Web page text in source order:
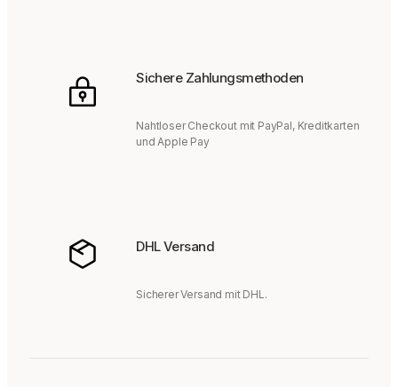
Sichere Zahlungsmethoden
Nahtloser Checkout mit PayPal, Kreditkarten
und Apple Pay
DHL Versand
Sicherer Versand mit DHL.